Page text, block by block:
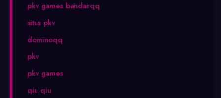
pkv games bandarqq
situs pkv
dominoqq
pkv
pkv games
qiu qiu